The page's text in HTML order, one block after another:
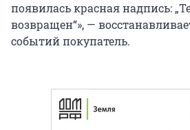
появилась красная надпись:
возвращен“», —
событий покупатель.